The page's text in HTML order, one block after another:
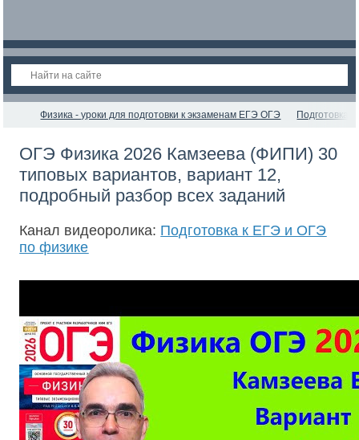
Физика - уроки для подготовки к экзаменам ЕГЭ ОГЭ Подготовка
ОГЭ Физика 2026 Камзеева (ФИПИ) 30
типовых вариантов, вариант 12,
подробный разбор всех заданий
Канал видеоролика: Подготовка к ЕГЭ и ОГЭ
по физике